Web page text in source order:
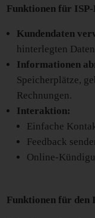
Funktionen für ISP-
Kundendaten
hinterlegten
Informationen
Speicherplätze,
Rechnungen.
Interaktion:
Einfache
Feedback
Online-
Funktionen für den